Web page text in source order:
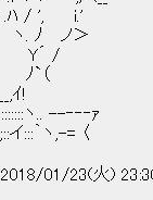
.ﾊ / ', i.'
ノ＞
/
`（
ｲ!
--‐‐‐ｧ
ヽ,-= 〈
2018/01/23(火)